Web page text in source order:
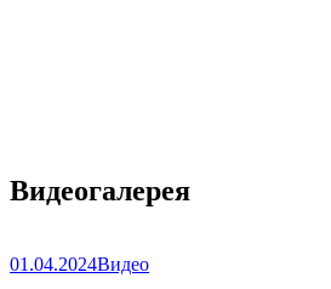
Видеогалерея
01.04.2024Видео